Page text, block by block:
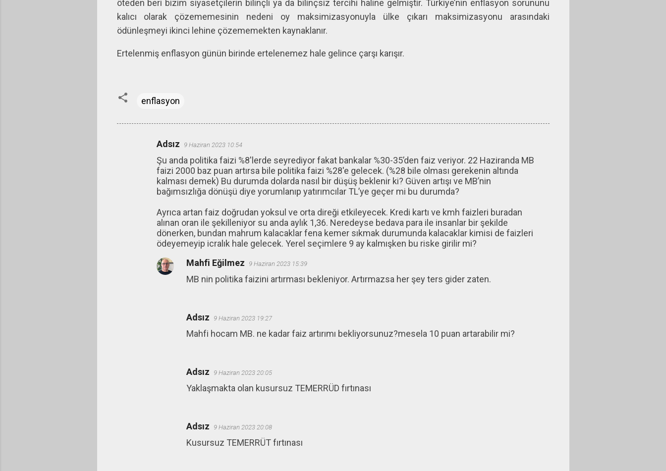
öteden beri bizim siyasetçilerin bilinçli ya da bilinçsiz tercihi haline gelmiştir. Türkiye’nin enflasyon sorununu
kalıcı olarak çözememesinin nedeni oy maksimizasyonuyla ülke çıkarı maksimizasyonu arasındaki
ödünleşmeyi ikinci lehine çözememekten kaynaklanır.
Ertelenmiş enflasyon günün birinde ertelenemez hale gelince çarşı karışır.
enflasyon
Adsız 9 Haziran 2023 10:54
Şu anda politika faizi %8'lerde seyrediyor fakat bankalar %30-35’den faiz veriyor. 22 Haziranda MB
faizi 2000 baz puan artırsa bile politika faizi %28'e gelecek. (%28 bile olması gerekenin altında
kalması demek) Bu durumda dolarda nasıl bir düşüş beklenir ki? Güven artışı ve MB’nin
bağımsızlığa dönüşü diye yorumlanıp yatırımcılar TL’ye geçer mi bu durumda?
Ayrıca artan faiz doğrudan yoksul ve orta direği etkileyecek. Kredi kartı ve kmh faizleri buradan
alınan oran ile şekilleniyor su anda aylık 1,36. Neredeyse bedava para ile insanlar bir şekilde
dönerken, bundan mahrum kalacaklar fena kemer sıkmak durumunda kalacaklar kimisi de faizleri
ödeyemeyip icralık hale gelecek. Yerel seçimlere 9 ay kalmışken bu riske girilir mi?
Mahfi Eğilmez 9 Haziran 2023 15:39
MB nin politika faizini artırması bekleniyor. Artırmazsa her şey ters gider zaten.
Adsız 9 Haziran 2023 19:27
Mahfi hocam MB. ne kadar faiz artırımı bekliyorsunuz?mesela 10 puan artarabilir mi?
Adsız 9 Haziran 2023 20:05
Yaklaşmakta olan kusursuz TEMERRÜD fırtınası
Adsız 9 Haziran 2023 20:08
Kusursuz TEMERRÜT fırtınası